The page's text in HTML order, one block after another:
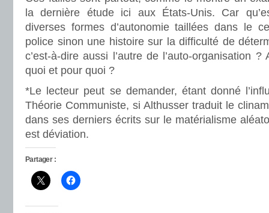
la dernière étude ici aux États-Unis. Car
diverses formes d’autonomie taillées dans le
police sinon une histoire sur la difficulté de
c’est-à-dire aussi l’autre de l’auto-organisation
quoi et pour quoi ?
*Le lecteur peut se demander, étant donné
Théorie Communiste, si Althusser traduit le
dans ses derniers écrits sur le matérialisme
est déviation.
Partager :